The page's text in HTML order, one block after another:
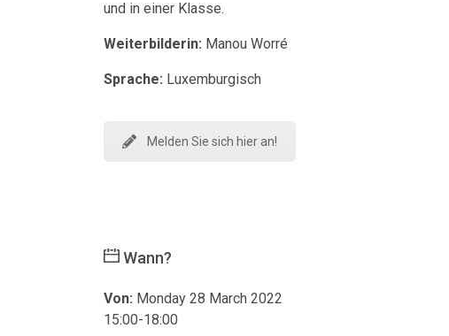
und in einer Klasse.
Weiterbilderin: Manou Worré
Sprache: Luxemburgisch
Melden Sie sich hier an!
Wann?
Von: Monday 28 March 2022
15:00-18:00